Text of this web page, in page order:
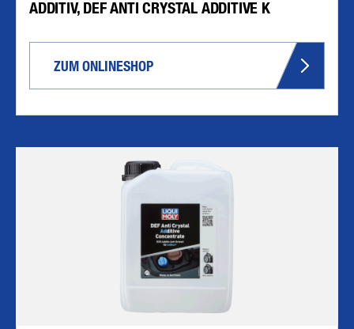
ADDITIV, DEF ANTI CRYSTAL ADDITIVE K
ZUM ONLINESHOP